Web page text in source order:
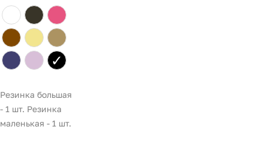
✓
Резинка большая
- 1 шт. Резинка
маленькая - 1 шт.